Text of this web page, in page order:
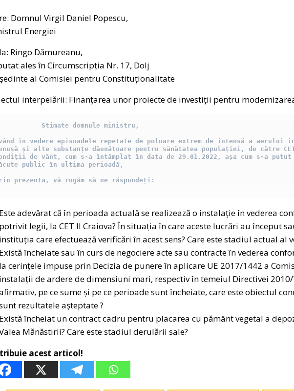
Domnul Virgil Daniel Popescu,
Energiei
Ringo Dămureanu,
ales în Circumscripția Nr. 17, Dolj
al Comisiei pentru Constituționalitate
interpelării: Finanțarea unor proiecte de investiții pentru
   Stimate domnule ministru,
în vedere episoadele repetate de poluare extrem de intensă a aerului
și alte substanțe dăunătoare pentru sănătatea populației, de către
de vânt, cum s-a întâmplat în data de 29.01.2022, așa cum s-a
public în ultima perioadă,
prezenta, vă rugăm să ne răspundeți:
Este adevărat că în perioada actuală se realizează o instalație în vederea
potrivit legii, la CET II Craiova? În situația în care aceste lucrări au început
instituția care efectuează verificări în acest sens? Care este stadiul actual al
Există încheiate sau în curs de negociere acte sau contracte în vederea
la cerințele impuse prin Decizia de punere în aplicare UE 2017/1442 a
instalații de ardere de dimensiuni mari, respectiv în temeiul Directivei 2010/
pe ce sume și pe ce perioade sunt încheiate, care este obiectul
rezultatele așteptate ?
Există încheiat un contract cadru pentru placarea cu pământ vegetal a
Mănăstirii? Care este stadiul derulării sale?
acest articol!